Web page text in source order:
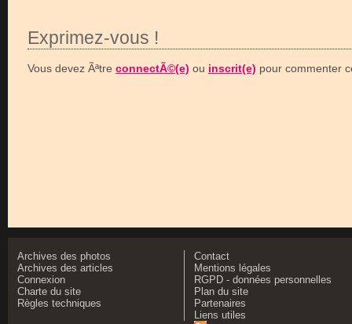
Exprimez-vous !
Vous devez Ãªtre connectÃ©(e) ou inscrit(e) pour commenter
Archives des photos
Archives des articles
Connexion
Charte du site
Règles techniques
Contact
Mentions légales
RGPD - données personnelles
Plan du site
Partenaires
Liens utiles